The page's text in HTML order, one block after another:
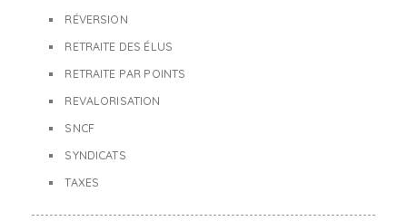
RÉVERSION
RETRAITE DES ÉLUS
RETRAITE PAR POINTS
REVALORISATION
SNCF
SYNDICATS
TAXES